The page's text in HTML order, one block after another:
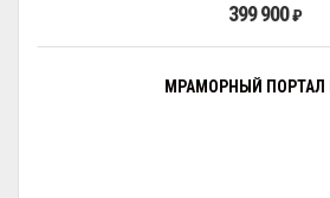
399 900₽
МРАМОРНЫЙ ПОРТАЛ